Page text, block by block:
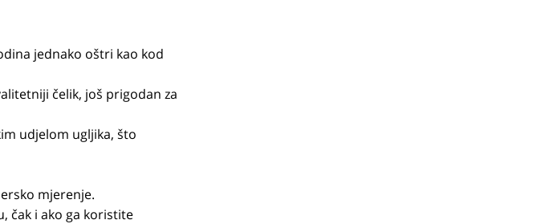
jednako oštri kao kod
čelik, još prigodan za
udjelom ugljika, što
mjerenje.
čak i ako ga koristite